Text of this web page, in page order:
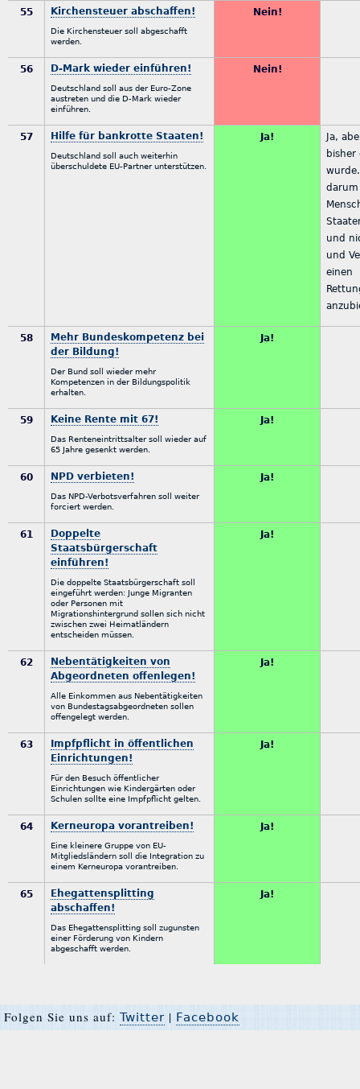
55 Kirchensteuer abschaffen!
Die Kirchensteuer soll abgeschafft
werden.
Nein!
56 D-Mark wieder einführen!
Deutschland soll aus der Euro-Zone
austreten und die D-Mark wieder
einführen.
Nein!
57 Hilfe für bankrotte Staaten!
Deutschland soll auch weiterhin
überschuldete EU-Partner unterstützen.
Ja!
Ja,
und
und
einen
58
Mehr Bundeskompetenz bei
der Bildung!
Der Bund soll wieder mehr
Kompetenzen in der Bildungspolitik
erhalten.
Ja!
59 Keine Rente mit 67!
Das Renteneintrittsalter soll wieder auf
65 Jahre gesenkt werden.
Ja!
60 NPD verbieten!
Das NPD-Verbotsverfahren soll weiter
forciert werden.
Ja!
61
Doppelte
Staatsbürgerschaft
einführen!
Die doppelte Staatsbürgerschaft soll
eingeführt werden: Junge Migranten
oder Personen mit
Migrationshintergrund sollen sich nicht
zwischen zwei Heimatländern
entscheiden müssen.
Ja!
62
Nebentätigkeiten von
Abgeordneten offenlegen!
Alle Einkommen aus Nebentätigkeiten
von Bundestagsabgeordneten sollen
offengelegt werden.
Ja!
63
Impfpflicht in öffentlichen
Einrichtungen!
Für den Besuch öffentlicher
Einrichtungen wie Kindergärten oder
Schulen sollte eine Impfpflicht gelten.
Ja!
64 Kerneuropa vorantreiben!
Eine kleinere Gruppe von EU-
Mitgliedsländern soll die Integration zu
einem Kerneuropa vorantreiben.
Ja!
65
Ehegattensplitting
abschaffen!
Das Ehegattensplitting soll zugunsten
einer Förderung von Kindern
abgeschafft werden.
Ja!
Folgen Sie uns auf: Twitter | Facebook